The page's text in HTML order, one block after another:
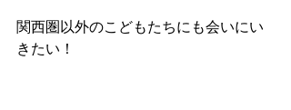
関西圏以外のこどもたちにも会いにい
きたい！